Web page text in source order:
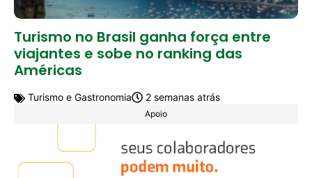
Turismo no Brasil ganha força entre
viajantes e sobe no ranking das
Américas
Turismo e Gastronomia 2 semanas atrás
Apoio